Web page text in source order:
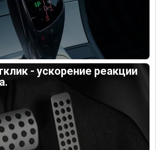
- ускорение реакции